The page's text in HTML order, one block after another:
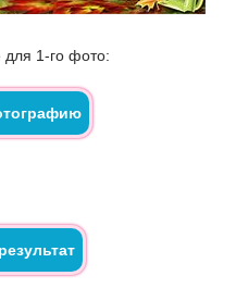
для 1-го фото: